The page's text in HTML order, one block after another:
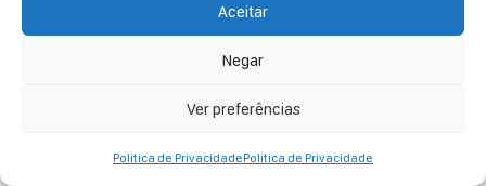
Aceitar
Negar
Ver preferências
Politica de PrivacidadePolitica de Privacidade
Copyright 2026 - Meu Bolinho. Todos os direitos